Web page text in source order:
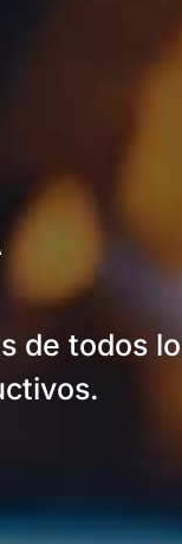
de todos